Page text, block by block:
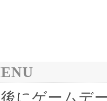
にゲームデ